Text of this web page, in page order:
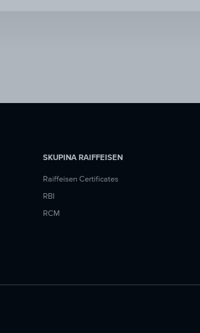
SKUPINA RAIFFEISEN
Raiffeisen Certificates
RBI
RCM